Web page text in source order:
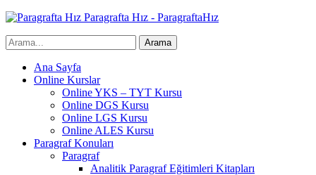
Paragrafta Hız - ParagraftaHız
Ana Sayfa
Online Kurslar
Online YKS – TYT Kursu
Online DGS Kursu
Online LGS Kursu
Online ALES Kursu
Paragraf Konuları
Paragraf
Analitik Paragraf Eğitimleri Kitapları